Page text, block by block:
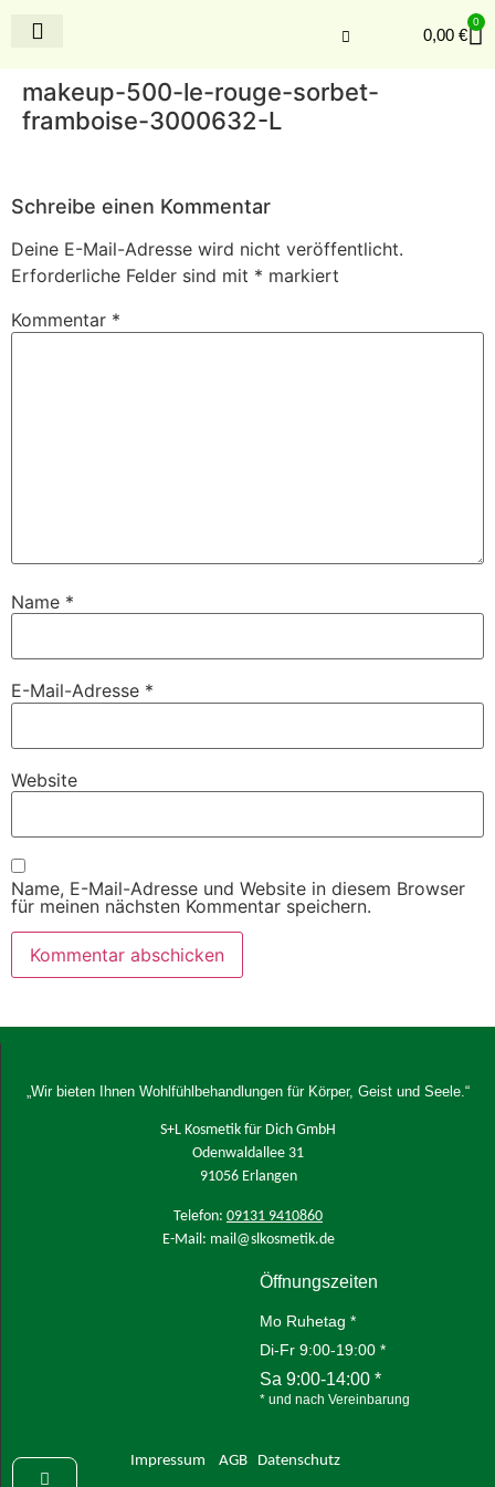
0,00 €
0
makeup-500-le-rouge-sorbet-
framboise-3000632-L
Schreibe einen Kommentar
Deine E-Mail-Adresse wird nicht veröffentlicht.
Erforderliche Felder sind mit * markiert
Kommentar *
Name *
E-Mail-Adresse *
Website
Name, E-Mail-Adresse und Website in diesem Browser
für meinen nächsten Kommentar speichern.
„Wir bieten Ihnen Wohlfühlbehandlungen für Körper, Geist und Seele.“
S+L Kosmetik für Dich GmbH
Odenwaldallee 31
91056 Erlangen
Telefon: 09131 9410860
E-Mail: mail@slkosmetik.de
Öffnungszeiten
Mo Ruhetag *
Di-Fr 9:00-19:00 *
Sa 9:00-14:00 *
* und nach Vereinbarung
Impressum AGB Datenschutz